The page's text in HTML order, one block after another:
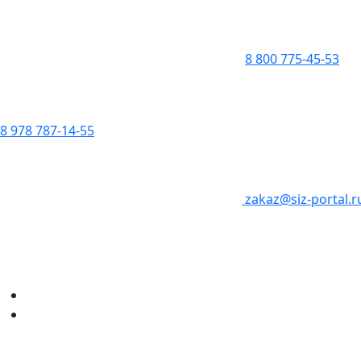
8 800 775-45-53
8 978 787-14-55
zakaz@siz-